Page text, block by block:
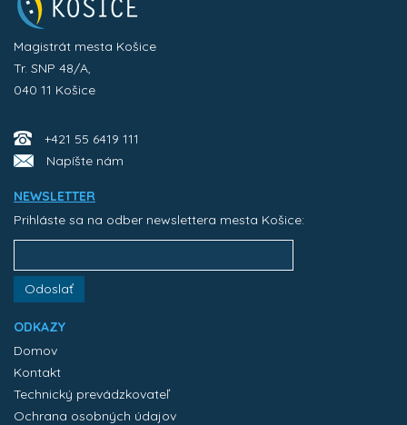
Magistrát mesta Košice
Tr. SNP 48/A,
040 11 Košice
+421 55 6419 111
Napíšte nám
NEWSLETTER
Prihláste sa na odber newslettera mesta Košice:
Odoslať
ODKAZY
Domov
Kontakt
Technický prevádzkovateľ
Ochrana osobných údajov